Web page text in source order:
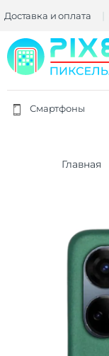
Доставка и оплата
Смартфоны
Главная